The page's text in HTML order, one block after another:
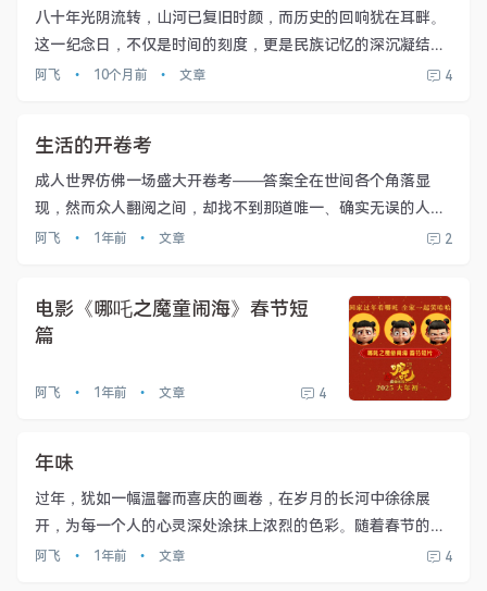
八十年光阴流转，山河已复旧时颜，而历史的回响犹在耳畔。
这一纪念日，不仅是时间的刻度，更是民族记忆的深沉凝结，
是鲜血与烈火铸就的精神丰碑。回溯那段烽火连天的岁月，家
阿飞 • 10个月前 • 文章 4
生活的开卷考
成人世界仿佛一场盛大开卷考——答案全在世间各个角落显
现，然而众人翻阅之间，却找不到那道唯一、确实无误的人生
习题应解的方程式。于是，我们在这段路途上揣测前行，每一
阿飞 • 1年前 • 文章 2
电影《哪吒之魔童闹海》春节短
篇
阿飞 • 1年前 • 文章 4
年味
过年，犹如一幅温馨而喜庆的画卷，在岁月的长河中徐徐展
开，为每一个人的心灵深处涂抹上浓烈的色彩。随着春节的临
近，空气中渐渐弥漫起一股独特的年味。这味道，是街头巷尾
阿飞 • 1年前 • 文章 4